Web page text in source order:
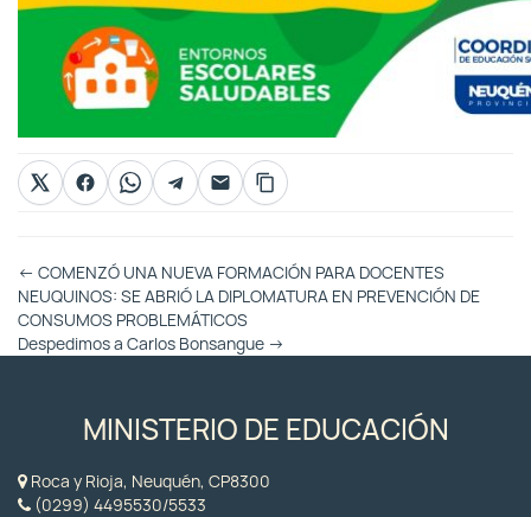
Otras
Entradas
← COMENZÓ UNA NUEVA FORMACIÓN PARA DOCENTES
NEUQUINOS: SE ABRIÓ LA DIPLOMATURA EN PREVENCIÓN DE
CONSUMOS PROBLEMÁTICOS
Despedimos a Carlos Bonsangue →
MINISTERIO DE EDUCACIÓN
Roca y Rioja, Neuquén, CP8300
(0299) 4495530/5533